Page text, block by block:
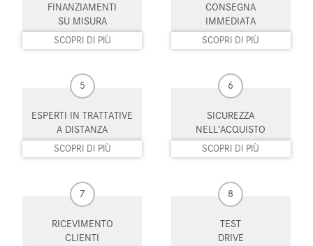
Sensore di luce Sensore di pioggia
Sensori di parcheggio anteriori Sensori di parcheggio posteriori
Sistema di chiamata d'emergenza Sistema di navigazione
Sistema di parcheggio automatico
Sistema di riconoscimento della
stanchezza
Specchietto retrovisore con
Start/Stop Automatico Supporto lombare
FINANZIAMENTI
SU MISURA
SCOPRI DI PIÙ
CONSEGNA
IMMEDIATA
SCOPRI DI PIÙ
5
ESPERTI IN TRATTATIVE
A DISTANZA
SCOPRI DI PIÙ
6
SICUREZZA
NELL’ACQUISTO
SCOPRI DI PIÙ
7
RICEVIMENTO
CLIENTI
8
TEST
DRIVE